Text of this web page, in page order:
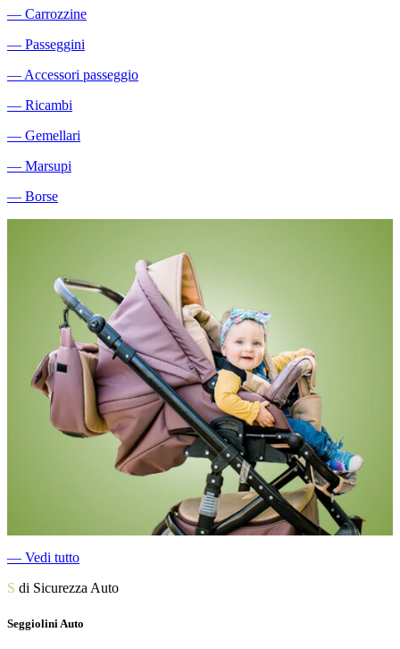
― Carrozzine
― Passeggini
― Accessori passeggio
― Ricambi
― Gemellari
― Marsupi
― Borse
― Vedi tutto
S di Sicurezza Auto
Seggiolini Auto